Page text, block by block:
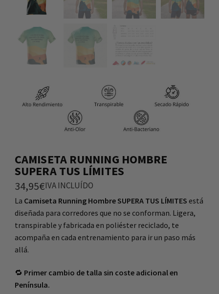
CAMISETA RUNNING HOMBRE
SUPERA TUS LÍMITES
34,95€IVA INCLUÍDO
La Camiseta Running Hombre SUPERA TUS LÍMITES está
diseñada para corredores que no se conforman. Ligera,
transpirable y fabricada en poliéster reciclado, te
acompaña en cada entrenamiento para ir un paso más
allá.
🔁 Primer cambio de talla sin coste adicional en
Península.